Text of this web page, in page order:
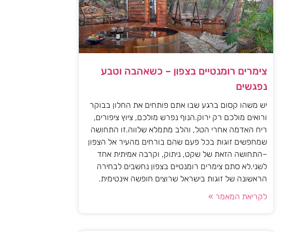
צימרים רומנטיים בצפון – כשאהבה וטבע
נפגשים
יש משהו קסום ברגע שבו אתם פותחים את החלון בבוקר
ורואים מולכם רק ירוק.הנוף נפרש מולכם, ציוץ ציפורים,
ריח האדמה אחרי הטל, והלב מתמלא שלווה.זו התחושה
שמחפשים זוגות בכל פעם שהם בורחים מהעיר אל הצפון
–התחושה הזאת של שקט, ניתוק, וקרבה אמיתית אחד
לשני.לא סתם צימרים רומנטיים בצפון נחשבים לבחירה
הראשונה של זוגות בישראל שרוצים חופשה אינטימית.
לקריאת המאמר »